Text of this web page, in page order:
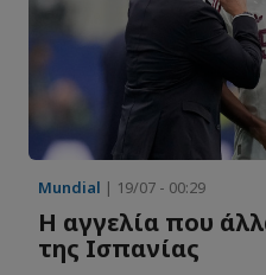
Mundial | 19/07 - 00:29
Η αγγελία που
της Ισπανίας